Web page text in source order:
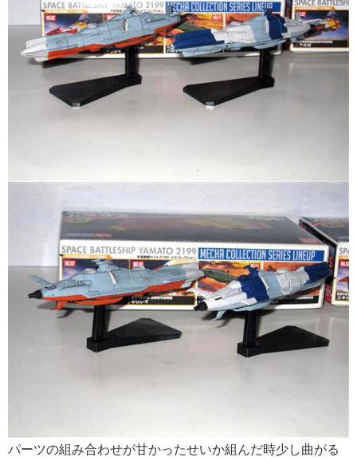
パーツの組み合わせが甘かったせいか組んだ時少し曲がる